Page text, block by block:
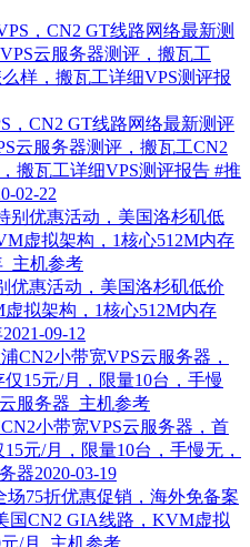
，CN2 GT线路网络最新测评
云服务器测评，搬瓦工CN2
搬瓦工详细VPS测评报告 #推
02-22
优惠活动，美国洛杉矶低价
拟架构，1核心512M内存
2021-09-12
小带宽VPS云服务器，首
元/月，限量10台，手慢无，
器2020-03-19